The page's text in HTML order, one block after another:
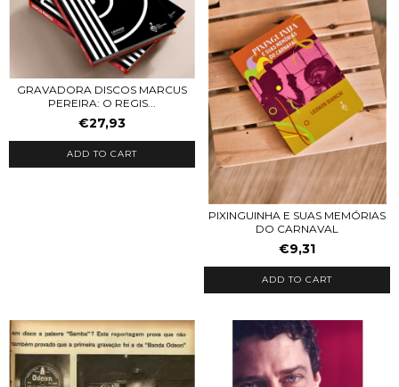
GRAVADORA DISCOS MARCUS
PEREIRA: O REGIS...
€27,93
ADD TO CART
PIXINGUINHA E SUAS MEMÓRIAS
DO CARNAVAL
€9,31
ADD TO CART